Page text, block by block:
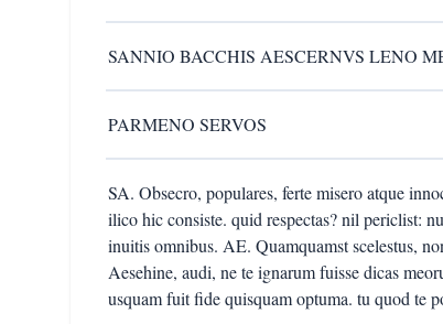
SANNIO BACCHIS AESCERNVS LENO
PARMENO SERVOS
SA. Obsecro, populares, ferte misero atque
ilico hic consiste. quid respectas? nil periclist:
inuitis omnibus. AE. Quamquamst scelestus,
Aesehine, audi, ne te ignarum fuisse dicas
usquam fuit fide quisquam optuma. tu quod te